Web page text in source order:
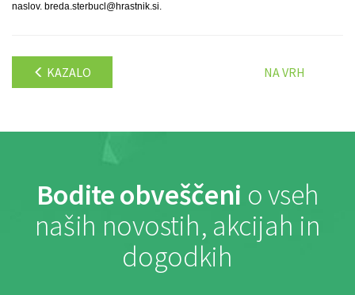
naslov. breda.sterbucl@hrastnik.si.
KAZALO NA VRH
Bodite obveščeni o vseh
naših novostih, akcijah in
dogodkih